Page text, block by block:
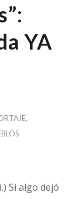
YA
,
) Si algo dejó